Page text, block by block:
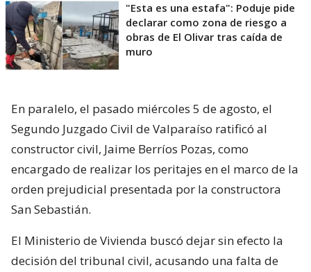
"Esta es una estafa": Poduje pide
declarar como zona de riesgo a
obras de El Olivar tras caída de
muro
En paralelo, el pasado miércoles 5 de agosto, el
Segundo Juzgado Civil de Valparaíso ratificó al
constructor civil, Jaime Berríos Pozas, como
encargado de realizar los peritajes en el marco de la
orden prejudicial presentada por la constructora
San Sebastián.
El Ministerio de Vivienda buscó dejar sin efecto la
decisión del tribunal civil, acusando una falta de